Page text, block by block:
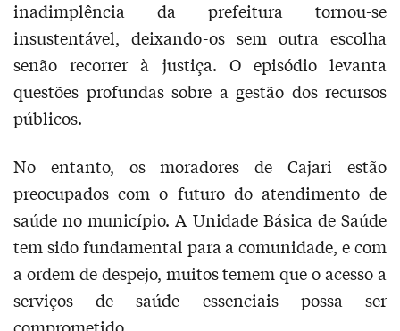
inadimplência da prefeitura tornou-se
insustentável, deixando-os sem outra escolha
senão recorrer à justiça. O episódio levanta
questões profundas sobre a gestão dos recursos
públicos.
No entanto, os moradores de Cajari estão
preocupados com o futuro do atendimento de
saúde no município. A Unidade Básica de Saúde
tem sido fundamental para a comunidade, e com
a ordem de despejo, muitos temem que o acesso a
serviços de saúde essenciais possa ser